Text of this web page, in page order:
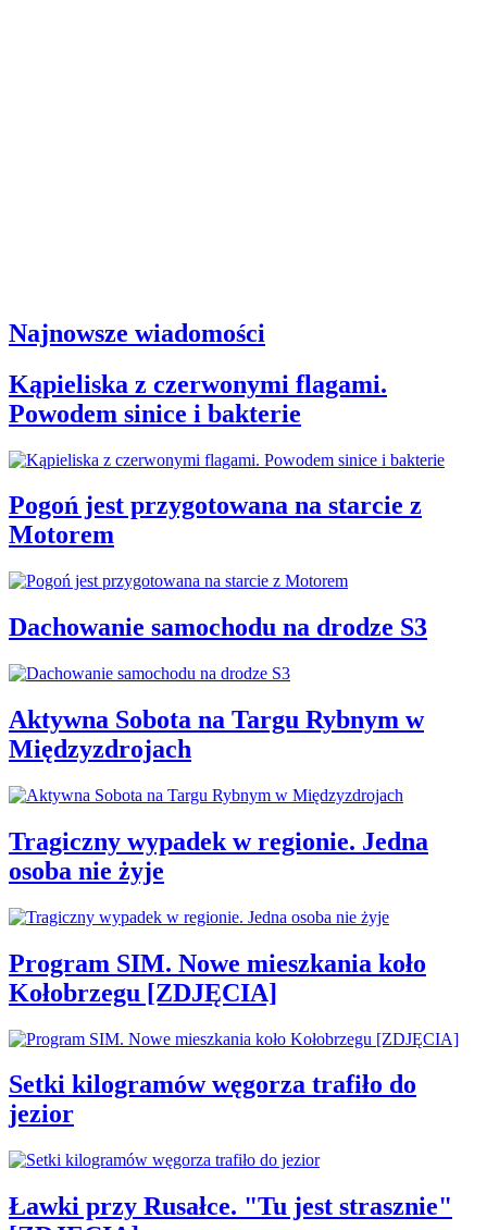
Najnowsze wiadomości
Kąpieliska z czerwonymi flagami.
Powodem sinice i bakterie
Pogoń jest przygotowana na starcie z
Motorem
Dachowanie samochodu na drodze S3
Aktywna Sobota na Targu Rybnym w
Międzyzdrojach
Tragiczny wypadek w regionie. Jedna
osoba nie żyje
Program SIM. Nowe mieszkania koło
Kołobrzegu [ZDJĘCIA]
Setki kilogramów węgorza trafiło do
jezior
Ławki przy Rusałce. "Tu jest strasznie"